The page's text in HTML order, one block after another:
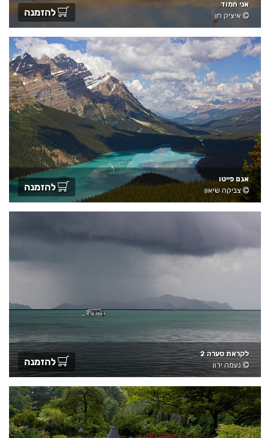
אני חמוד
איציק חן
להזמנה
אגם פייטו
צביקה שיאון
להזמנה
לקראת סערה 2
נעמה ירון
להזמנה